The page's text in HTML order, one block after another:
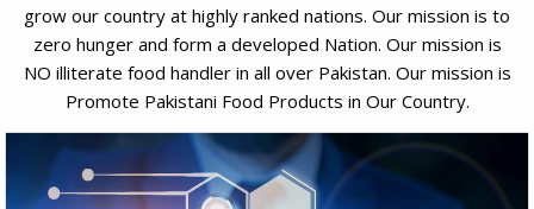
grow our country at highly ranked nations. Our mission is to
zero hunger and form a developed Nation. Our mission is
NO illiterate food handler in all over Pakistan. Our mission is
Promote Pakistani Food Products in Our Country.
Our Services Detail